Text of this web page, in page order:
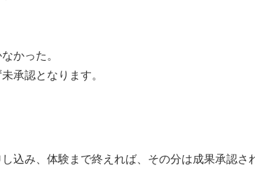
が発生する案件が多いです。